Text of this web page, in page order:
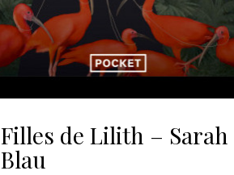
Filles de Lilith – Sarah
Blau